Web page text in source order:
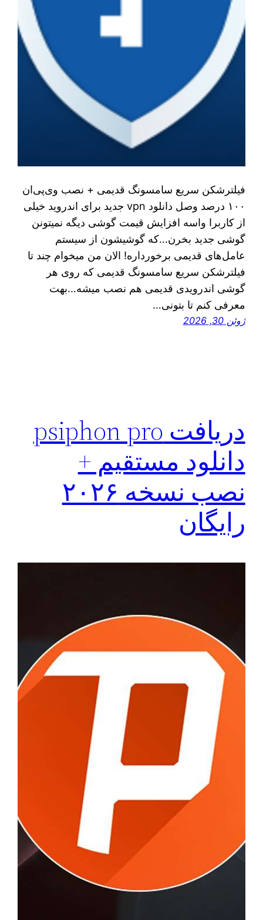
فیلترشکن سریع سامسونگ قدیمی + نصب وی‌پی‌ان
۱۰۰ درصد وصل دانلود vpn جدید برای اندروید خیلی
از کاربرا واسه افزایش قیمت گوشی دیگه نمیتونن
گوشی جدید بخرن…که گوشیشون از سیستم
عامل‌های قدیمی برخورداره! الان من میخوام چند تا
فیلترشکن سریع سامسونگ قدیمی که روی هر
گوشی اندرویدی قدیمی هم نصب میشه…بهت
معرفی کنم تا بتونی…
ژوئن 30, 2026
دریافت psiphon pro
دانلود مستقیم +
نصب نسخه ۲۰۲۶
رایگان